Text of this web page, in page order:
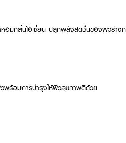
หอมกลิ่นโอเชี่ยน ปลุกพลังสดชื่นของผิวร่า
พร้อมการบำรุงให้ผิวสุขภาพดีด้วย